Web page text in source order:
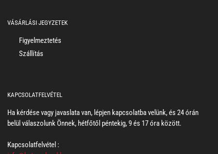
VÁSÁRLÁSI JEGYZETEK
Figyelmeztetés
Szállítás
KAPCSOLATFELVÉTEL
Ha kérdése vagy javaslata van, lépjen kapcsolatba velünk, és 24 órán
belül válaszolunk Önnek, hétfőtől péntekig, 9 és 17 óra között.
Kapcsolatfelvétel :